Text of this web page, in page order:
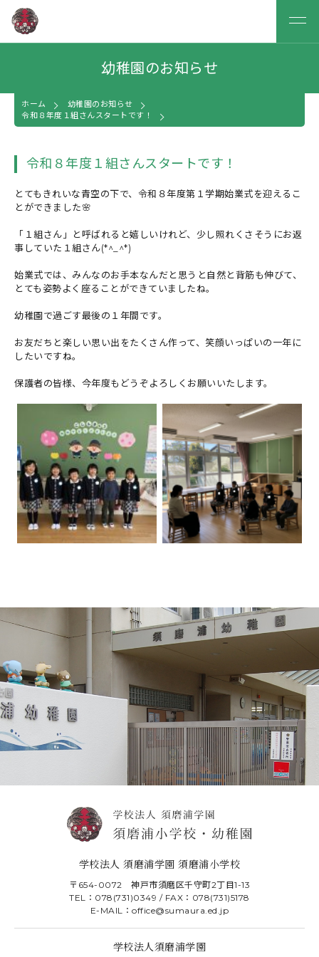
幼稚園のお知らせ
ホーム
幼稚園のお知らせ
令和８年度１組さんスタートです！
令和８年度１組さんスタートです！
とてもきれいな青空の下で、令和８年度第１学期始業式を迎えるこ
とができました🌸
「１組さん」と呼ばれると嬉しいけれど、少し照れくさそうにお返
事していた１組さん(*^_^*)
始業式では、みんなのお手本なんだと思うと自然と背筋も伸びて、
とても姿勢よく座ることができていましたね。
幼稚園で過ごす最後の１年間です。
お友だちと楽しい思い出をたくさん作って、笑顔いっぱいの一年に
したいですね。
保護者の皆様、今年度もどうぞよろしくお願いいたします。
学校法人 須磨浦学園 須磨浦小学校
〒654-0072 神戸市須磨区千守町2丁目1-13
TEL：078(731)0349 / FAX：078(731)5178
E-MAIL：office@sumaura.ed.jp
学校法人須磨浦学園